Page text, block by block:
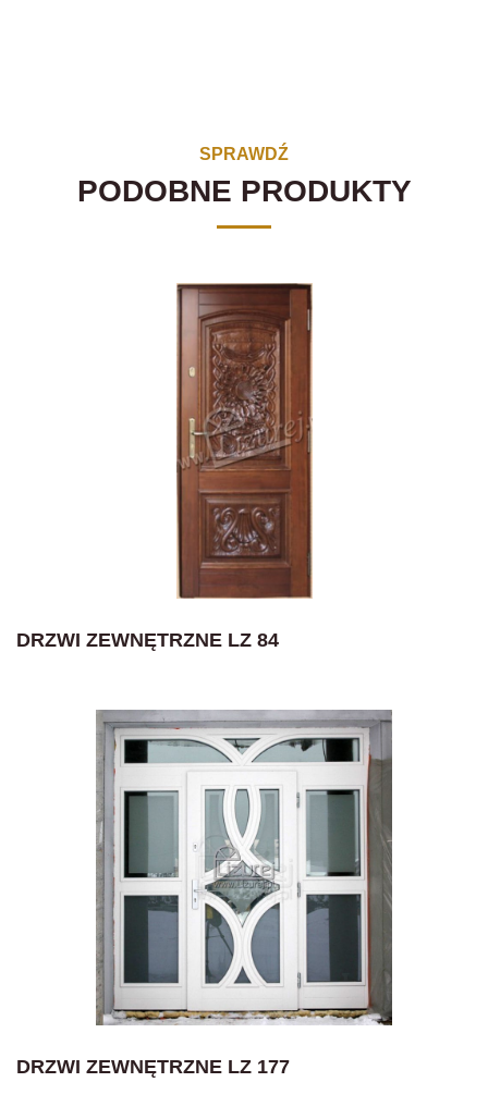
SPRAWDŹ
PODOBNE PRODUKTY
DRZWI ZEWNĘTRZNE LZ 84
DRZWI ZEWNĘTRZNE LZ 177